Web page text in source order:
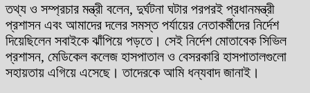
তথ্য ও সম্প্রচার মন্ত্রী বলেন, দুর্ঘটনা ঘটার পরপরই প্রধানমন্ত্রী
প্রশাসন এবং আমাদের দলের সমস্ত পর্যায়ের নেতাকর্মীদের নির্দেশ
দিয়েছিলেন সবাইকে ঝাঁপিয়ে পড়তে। সেই নির্দেশ মোতাবেক সিভিল
প্রশাসন, মেডিকেল কলেজ হাসপাতাল ও বেসরকারি হাসপাতালগুলো
সহায়তায় এগিয়ে এসেছে। তাদেরকে আমি ধন্যবাদ জানাই।